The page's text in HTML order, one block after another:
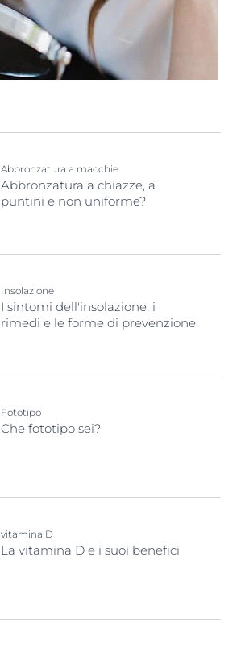
Abbronzatura a macchie
Abbronzatura a chiazze, a
puntini e non uniforme?
Insolazione
I sintomi dell'insolazione, i
rimedi e le forme di prevenzione
Fototipo
Che fototipo sei?
vitamina D
La vitamina D e i suoi benefici